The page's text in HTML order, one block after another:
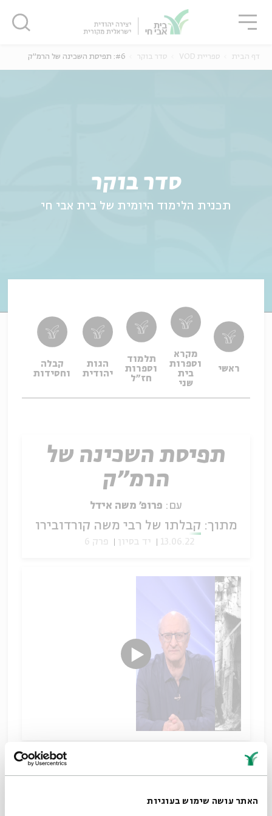
האתר עושה שימוש בעוגיות
סדר בוקר
תכנית הלימוד היומית של בית אבי חי
דף הבית ספריית VOD סדר בוקר #6: תפיסת השכינה של הרמ"ק
ראשי
מקרא
וספרות
בית
שני
תלמוד
וספרות
חז"ל
הגות
יהודית
קבלה
וחסידות
תפיסת השכינה של
הרמ"ק
עם: פרופ׳ משה אידל
מתוך: קבלתו של רבי משה קורדובירו
13.06.22 יד בסיון פרק 6
כדי לעמוד על יסודות תורת המיסטיקה היהודית יש
סגור